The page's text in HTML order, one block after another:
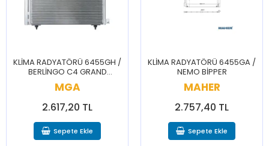
KLİMA RADYATÖRÜ 6455GH /
BERLİNGO C4 GRAND
PİCASSO DS5 3008 307 308
5008 PARTNER RCZ
MGA
2.617,20 TL
Sepete Ekle
KLİMA RADYATÖRÜ 6455GA /
NEMO BİPPER
MAHER
2.757,40 TL
Sepete Ekle